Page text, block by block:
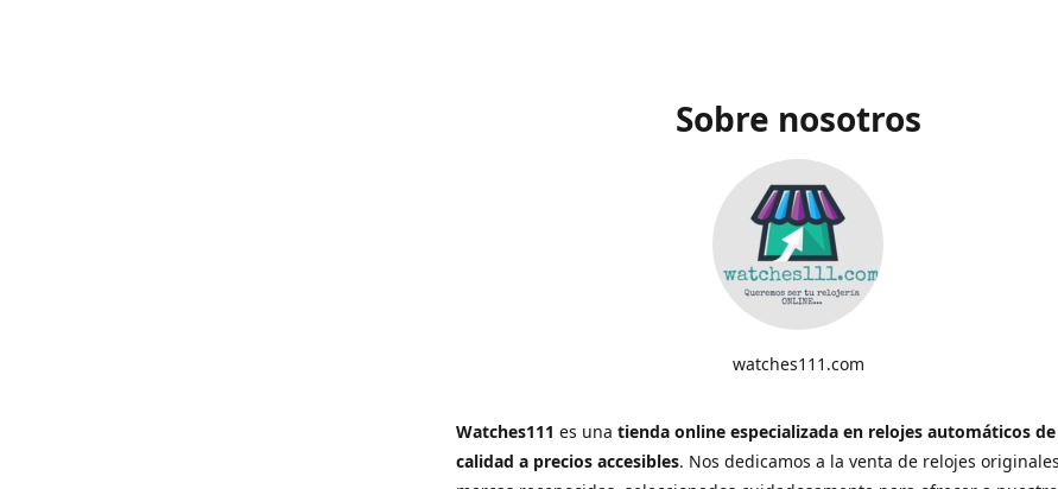
Sobre nosotros
watches111.com
Watches111 es una tienda online especializada en relojes automáticos
calidad a precios accesibles. Nos dedicamos a la venta de relojes